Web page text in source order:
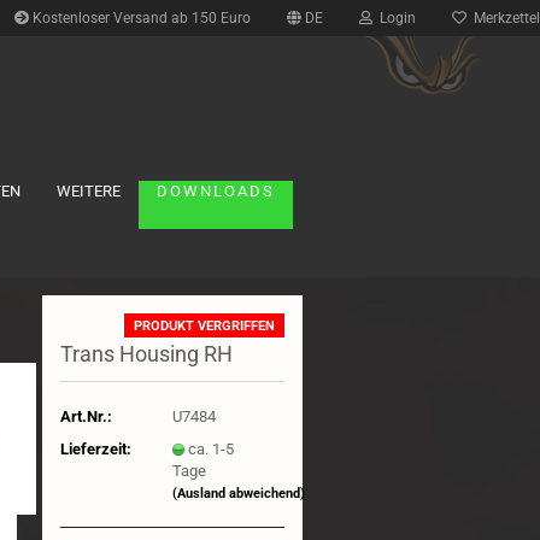
Kostenloser Versand ab 150 Euro DE Login Merkzettel
DOWNLOADS
WEITERE
1:10 Formel
1:10 Short Course Truck
1:10 Tourenwagen
PRODUKT VERGRIFFEN
Trans Housing RH
Art.Nr.:
U7484
Lieferzeit:
ca. 1-5
Tage
(Ausland abweichend)